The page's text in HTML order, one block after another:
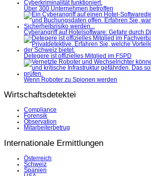
Über 300 Unternehmen betroffen
Cyberangriff auf Hotelsoftware: Gefahr durch
Detegere ist offizielles Mitglied im FSPD
Wenn Roboter zu Spionen werden
Wirtschaftsdetektei
Compliance
Forensik
Observation
Mitarbeiterbetrug
Internationale Ermittlungen
Österreich
Schweiz
Spanien